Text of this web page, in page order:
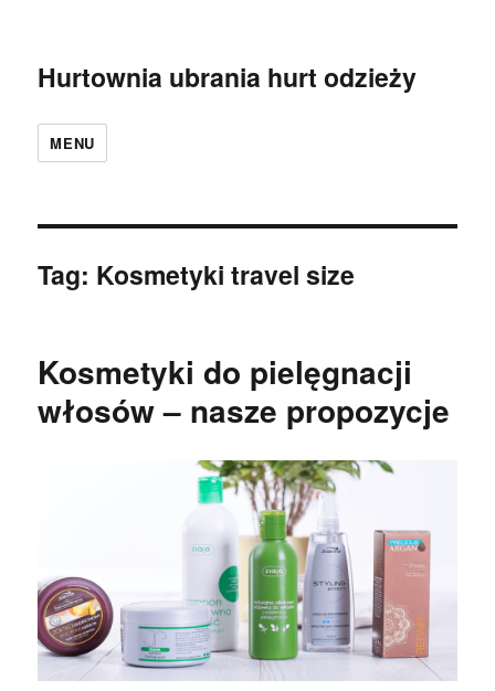
Hurtownia ubrania hurt odzieży
MENU
Tag: Kosmetyki travel size
Kosmetyki do pielęgnacji
włosów – nasze propozycje